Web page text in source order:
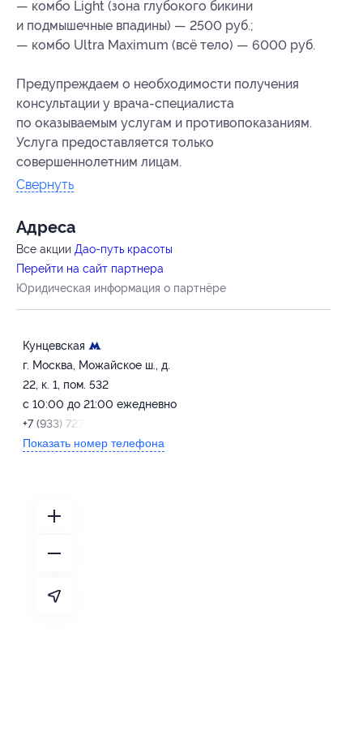
— комбо Light (зона глубокого бикини
и подмышечные впадины) — 2500 руб.;
— комбо Ultra Maximum (всё тело) — 6000 руб.
Предупреждаем о необходимости получения
консультации у врача-специалиста
по оказываемым услугам и противопоказаниям.
Услуга предоставляется только
совершеннолетним лицам.
Свернуть
Адресa
Все акции Дао-путь красоты
Перейти на сайт партнера
Юридическая информация о партнёре
Кунцевская
г. Москва, Можайское ш., д.
22, к. 1, пом. 532
с 10:00 до 21:00 ежедневно
+7 (933) 727-87-01
Показать номер телефона